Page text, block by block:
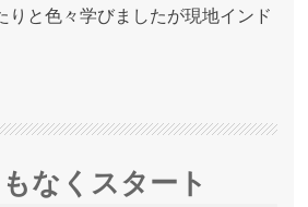
りと色々学びましたが現地インド
なくスタート